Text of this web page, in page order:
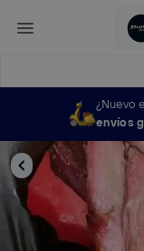
¿Nuevo
envíos